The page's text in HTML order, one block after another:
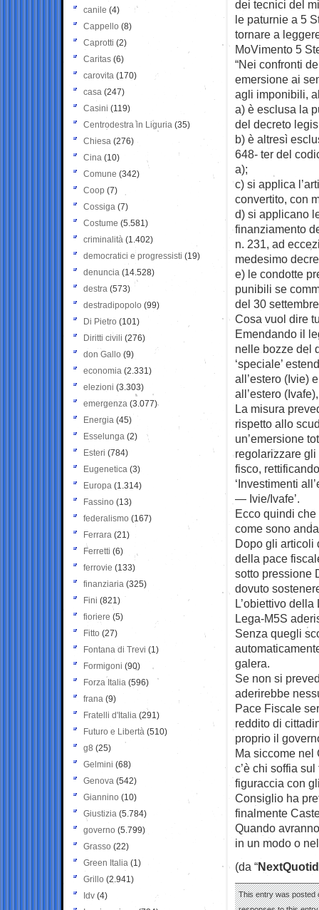
dei tecnici del
le paturnie a 5
tornare a
MoVimento 5
“Nei confronti
emersione ai
agli imponibili,
a) è esclusa la
del decreto
b) è altresì
648- ter del
a);
c) si applica
convertito, con
d) si applicano
finanziamento
n. 231, ad
medesimo
e) le condotte
punibili se
del 30
Cosa vuol dire
Emendando il
nelle bozze del
‘speciale’
all’estero (Ivie)
all’estero
La misura
rispetto allo
un’emersione
regolarizzare
fisco,
‘Investimenti
— Ivie/Ivafe’.
Ecco quindi
come sono
Dopo gli articoli
della pace
sotto pressione
dovuto
L’obiettivo
Lega-M5S
Senza quegli
galera.
Se non si
aderirebbe
Pace Fiscale
reddito di
proprio il
Ma siccome nel
c’è chi soffia
figuraccia con
Consiglio ha
finalmente
Quando
in un modo o
(da “
This entry was posted
canile (4)
Cappello (8)
Caprotti (2)
Caritas (6)
carovita (170)
casa (247)
Casini (119)
Centrodestra in Liguria (35)
Chiesa (276)
Cina (10)
Comune (342)
Coop (7)
Cossiga (7)
Costume (5.581)
criminalità (1.402)
democratici e progressisti (19)
denuncia (14.528)
destra (573)
destradipopolo (99)
Di Pietro (101)
Diritti civili (276)
don Gallo (9)
economia (2.331)
elezioni (3.303)
emergenza (3.077)
Energia (45)
Esselunga (2)
Esteri (784)
Eugenetica (3)
Europa (1.314)
Fassino (13)
federalismo (167)
Ferrara (21)
Ferretti (6)
ferrovie (133)
finanziaria (325)
Fini (821)
fioriere (5)
Fitto (27)
Fontana di Trevi (1)
Formigoni (90)
Forza Italia (596)
frana (9)
Fratelli d'Italia (291)
Futuro e Libertà (510)
g8 (25)
Gelmini (68)
Genova (542)
Giannino (10)
Giustizia (5.784)
governo (5.799)
Grasso (22)
Green Italia (1)
Grillo (2.941)
Idv (4)